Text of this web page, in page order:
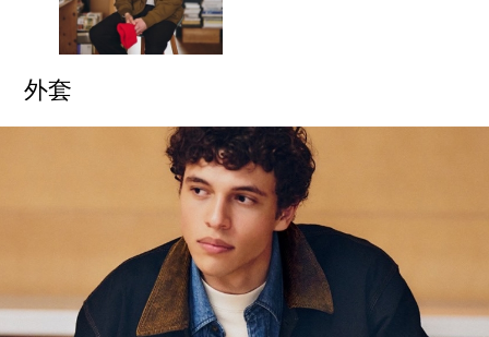
外套